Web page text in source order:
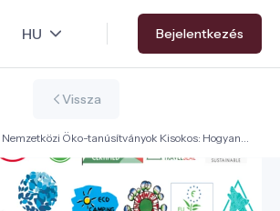
Bejelentkezés
Vissza
Nemzetközi Öko-tanúsítványok Kisokos: Hogyan
igazodjunk el a globális zöld minősítések között?